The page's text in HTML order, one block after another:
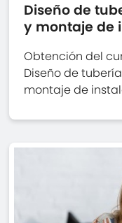
Diseño de
y montaje de
Obtención del
Diseño de
montaje de